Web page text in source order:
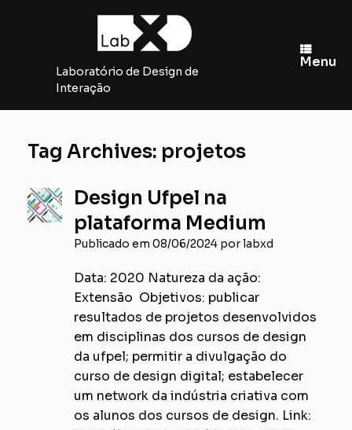
Laboratório de Design de
Interação
Menu
Tag Archives: projetos
Design Ufpel na
plataforma Medium
Publicado em 08/06/2024 porlabxd
Data: 2020 Natureza da ação:
Extensão Objetivos: publicar
resultados de projetos desenvolvidos
em disciplinas dos cursos de design
da ufpel; permitir a divulgação do
curso de design digital; estabelecer
um network da indústria criativa com
os alunos dos cursos de design. Link: